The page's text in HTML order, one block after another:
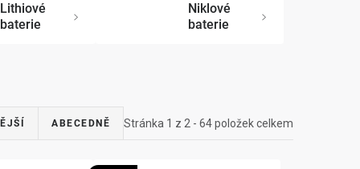
Lithiové
baterie
Niklové
baterie
Stránka 1 z 2 - 64položek celkem
ABECEDNĚ